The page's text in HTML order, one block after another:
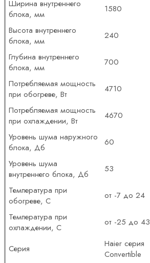
Ширина внутреннего
блока, мм
1580
Высота внутреннего
блока, мм
240
Глубина внутреннего
блока, мм
700
Потребляемая мощность
при обогреве, Вт
4710
Потребляемая мощность
при охлаждении, Вт
4670
Уровень шума наружного
блока, Дб
60
Уровень шума
внутреннего блока, Дб
53
Температура при
обогреве, С
от -7 до 24
Температура при
охлаждении, С
от -25 до 43
Серия
Haier серия
Convertible